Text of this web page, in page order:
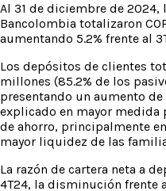
Al 31 de diciembre de 2024,
Bancolombia totalizaron
aumentando 5.2% frente al
Los depósitos de clientes
millones (85.2% de los
presentando un aumento de
explicado en mayor medida
de ahorro, principalmente
mayor liquidez de las
La razón de cartera neta a
4T24, la disminución frente